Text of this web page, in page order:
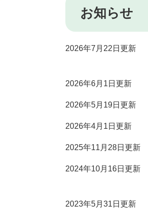
お知らせ
2026年7月22日更新
2026年6月1日更新
2026年5月19日更新
2026年4月1日更新
2025年11月28日更新
2024年10月16日更新
2023年5月31日更新